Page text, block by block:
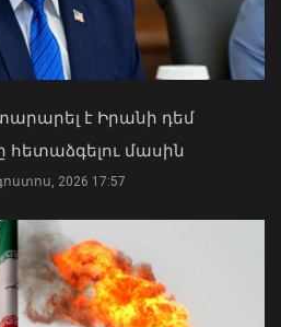
ու հուլիսը
է ՀՀ ԱԺ
է Իրանի դեմ
հետաձգելու մասին
2026 17:57